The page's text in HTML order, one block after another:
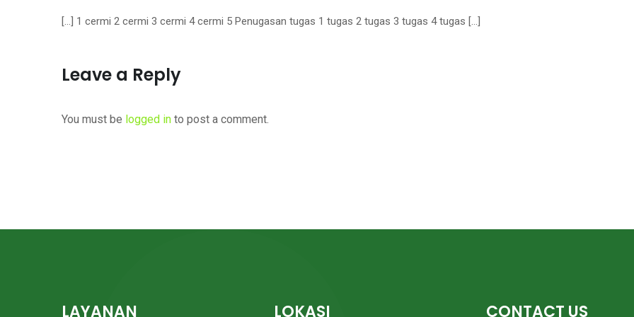
[…] 1 cermi 2 cermi 3 cermi 4 cermi 5 Penugasan tugas 1 tugas 2 tugas 3 tugas 4 tugas […]
Leave a Reply
You must be logged in to post a comment.
LAYANAN LOKASI CONTACT US